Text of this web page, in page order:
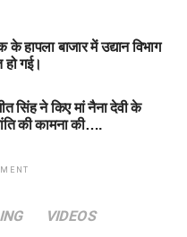
हापला बाजार में उद्यान विभाग
हो गई।
सिंह ने किए मां नैना देवी के
की कामना की….
VIDEOS